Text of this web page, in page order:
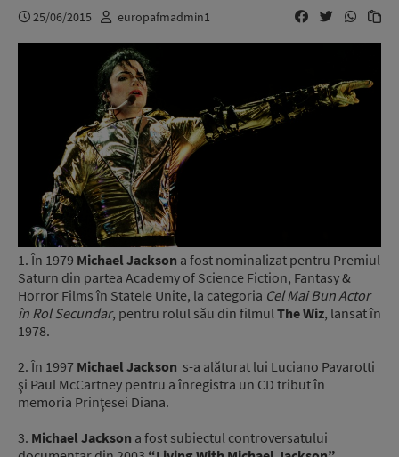
25/06/2015 europafmadmin1
1. În 1979 Michael Jackson a fost nominalizat pentru Premiul
Saturn din partea Academy of Science Fiction, Fantasy &
Horror Films în Statele Unite, la categoria Cel Mai Bun Actor
în Rol Secundar, pentru rolul său din filmul The Wiz, lansat în
1978.
2. În 1997 Michael Jackson s-a alăturat lui Luciano Pavarotti
şi Paul McCartney pentru a înregistra un CD tribut în
memoria Prinţesei Diana.
3. Michael Jackson a fost subiectul controversatului